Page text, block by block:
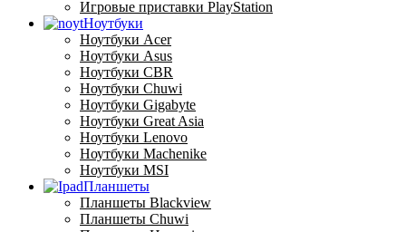
Игровые приставки PlayStation
Ноутбуки
Ноутбуки Acer
Ноутбуки Asus
Ноутбуки CBR
Ноутбуки Chuwi
Ноутбуки Gigabyte
Ноутбуки Great Asia
Ноутбуки Lenovo
Ноутбуки Machenike
Ноутбуки MSI
Планшеты
Планшеты Blackview
Планшеты Chuwi